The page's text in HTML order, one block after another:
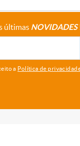
últimas NOVIDADES
a Política de